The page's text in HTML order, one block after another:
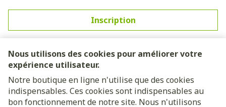
Nous utilisons des cookies pour améliorer votre
expérience utilisateur.
Notre boutique en ligne n'utilise que des cookies
indispensables. Ces cookies sont indispensables au
bon fonctionnement de notre site. Nous n'utilisons
Inscription
En cliquant sur s'abonner, vous vous abonnez à notre
newsletter et acceptez notrepolitique de confidentialité.